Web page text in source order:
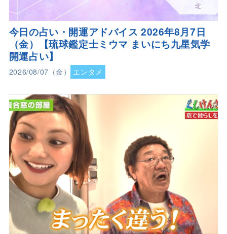
今日の占い・開運アドバイス 2026年8月7日
（金）【琉球鑑定士ミウマ まいにち九星気学
開運占い】
2026/08/07（金） エンタメ